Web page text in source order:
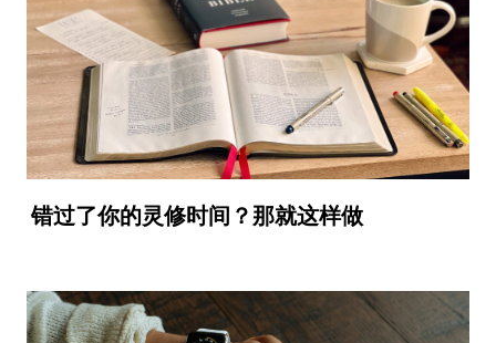
错过了你的灵修时间？那就这样做